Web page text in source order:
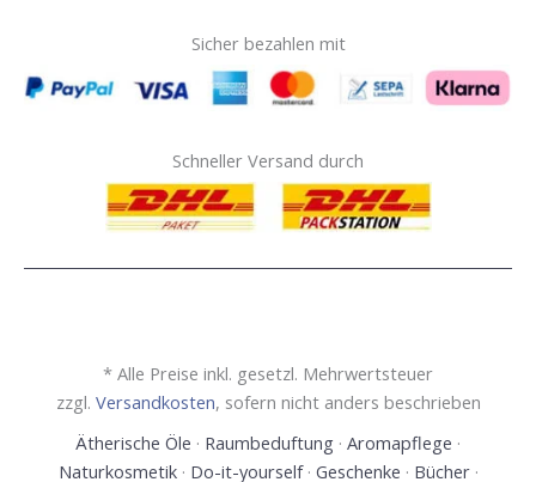
Sicher bezahlen mit
Schneller Versand durch
* Alle Preise inkl. gesetzl. Mehrwertsteuer
zzgl. Versandkosten, sofern nicht anders beschrieben
Ätherische Öle · Raumbeduftung · Aromapflege ·
Naturkosmetik· Do-it-yourself· Geschenke · Bücher·